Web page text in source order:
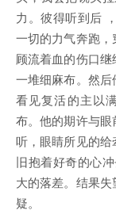
力。彼得听到后
一切的力气奔跑
顾流着血的伤口
一堆细麻布。然
看见复活的主以
布。他的期许与
听，眼睛所见的
旧抱着好奇的心
大的落差。结果
疑。